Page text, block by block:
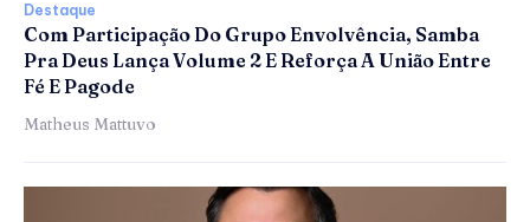
Destaque
Com Participação Do Grupo Envolvência, Samba
Pra Deus Lança Volume 2 E Reforça A União Entre
Fé E Pagode
Matheus Mattuvo